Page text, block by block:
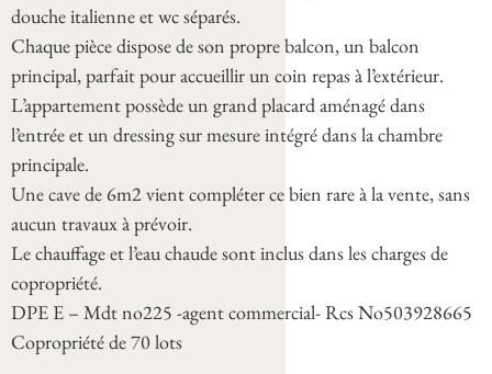
douche italienne et wc séparés.
Chaque pièce dispose de son propre balcon, un balcon
principal, parfait pour accueillir un coin repas à l’extérieur.
L’appartement possède un grand placard aménagé dans
l’entrée et un dressing sur mesure intégré dans la chambre
principale.
Une cave de 6m2 vient compléter ce bien rare à la vente, sans
aucun travaux à prévoir.
Le chauffage et l’eau chaude sont inclus dans les charges de
copropriété.
DPE E – Mdt no225 -agent commercial- Rcs No503928665
Copropriété de 70 lots